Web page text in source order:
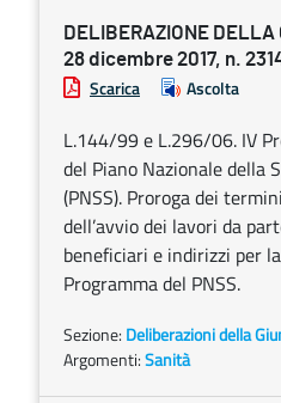
DELIBERAZIONE DELLA
28 dicembre 2017, n.
Scarica Ascolta
L.144/99 e L.296/06. IV
del Piano Nazionale della
(PNSS). Proroga dei
dell’avvio dei lavori da
beneficiari e indirizzi per
Programma del PNSS.
Sezione: Deliberazioni della
Argomenti:Sanità